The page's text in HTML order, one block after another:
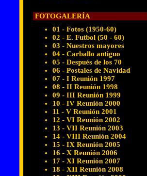
FOTOGALERÍA
01 - Fotos (1950-60)
02 - E. Futbol (50 - 60)
03 - Nuestros mayores
04 - Carballo antiguo
05 - Después de los 70
06 - Postales de Navidad
07 - I Reunión 1997
08 - II Reunión 1998
09 - III Reunión 1999
10 - IV Reunión 2000
11 - V Reunión 2001
12 - VI Reunión 2002
13 - VII Reunión 2003
14 - VIII Reunión 2004
15 - IX Reunión 2005
16 - X Reunión 2006
17 - XI Reunión 2007
18 - XII Reunión 2008